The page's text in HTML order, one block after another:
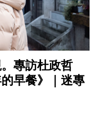
專訪杜政哲
的早餐》｜迷專